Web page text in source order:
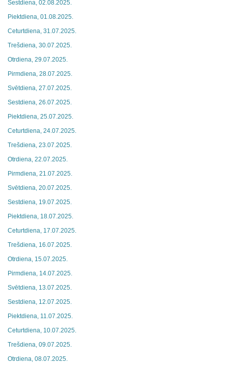
Sestdiena, 02.08.2025.
Piektdiena, 01.08.2025.
Ceturtdiena, 31.07.2025.
Trešdiena, 30.07.2025.
Otrdiena, 29.07.2025.
Pirmdiena, 28.07.2025.
Svētdiena, 27.07.2025.
Sestdiena, 26.07.2025.
Piektdiena, 25.07.2025.
Ceturtdiena, 24.07.2025.
Trešdiena, 23.07.2025.
Otrdiena, 22.07.2025.
Pirmdiena, 21.07.2025.
Svētdiena, 20.07.2025.
Sestdiena, 19.07.2025.
Piektdiena, 18.07.2025.
Ceturtdiena, 17.07.2025.
Trešdiena, 16.07.2025.
Otrdiena, 15.07.2025.
Pirmdiena, 14.07.2025.
Svētdiena, 13.07.2025.
Sestdiena, 12.07.2025.
Piektdiena, 11.07.2025.
Ceturtdiena, 10.07.2025.
Trešdiena, 09.07.2025.
Otrdiena, 08.07.2025.